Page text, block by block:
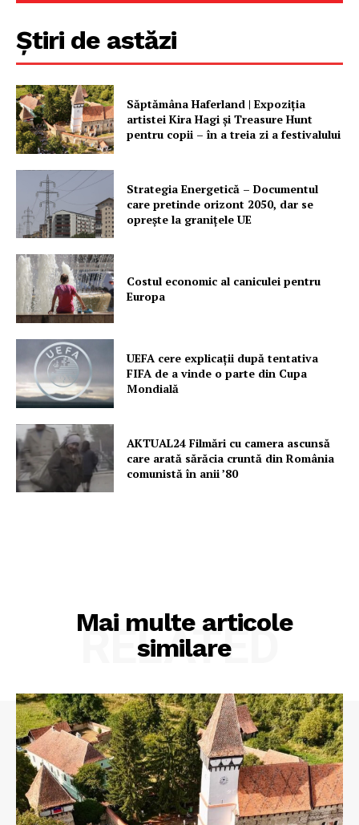
Un proiect
FREEDOM HOUSE ROMÂNIA
PRESShub
Despre noi / Echipa
Proiecte editoriale
Rețea
Contact
Știri de astăzi
Săptămâna Haferland | Expoziţia
artistei Kira Hagi şi Treasure Hunt
pentru copii – în a treia zi a festivalului
Strategia Energetică – Documentul
care pretinde orizont 2050, dar se
oprește la granițele UE
Costul economic al caniculei pentru
Europa
UEFA cere explicații după tentativa
FIFA de a vinde o parte din Cupa
Mondială
AKTUAL24 Filmări cu camera ascunsă
care arată sărăcia cruntă din România
comunistă în anii ’80
Mai multe articole
similare
RELATED